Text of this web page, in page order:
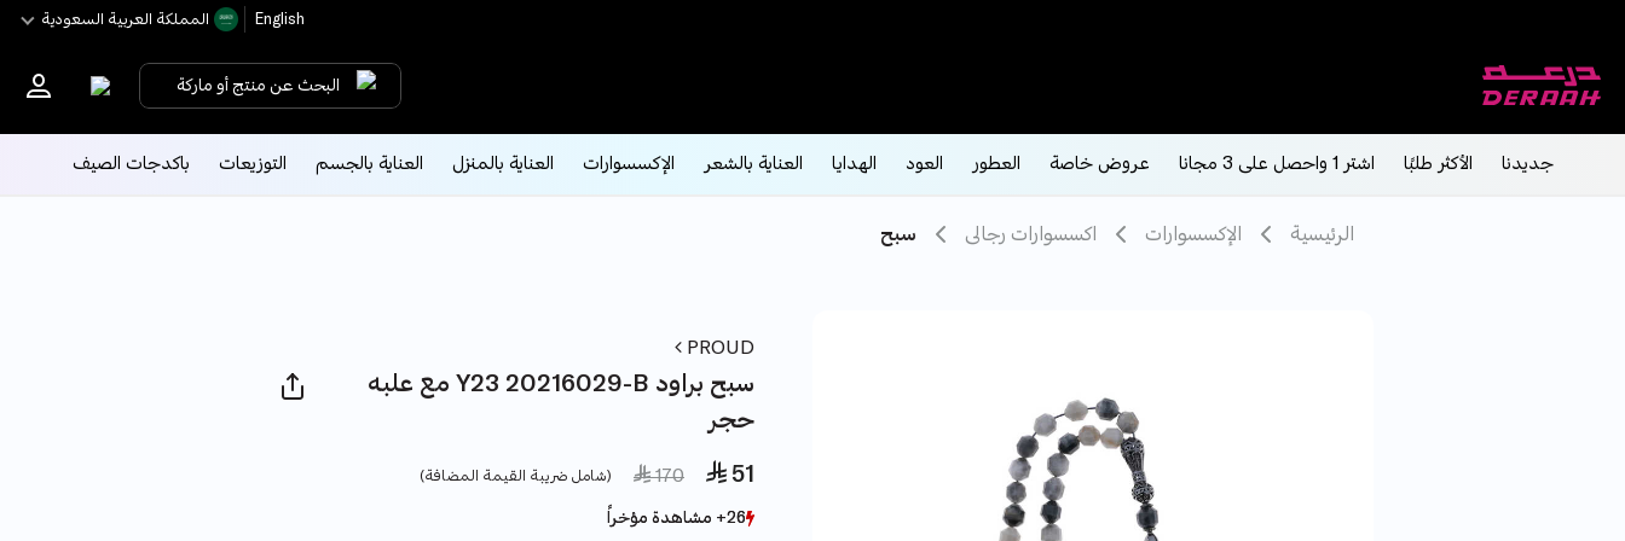
English اﻟﻤﻤﻠﻜﺔ اﻟﻌﺮﺑﻴﺔ اﻟﺴﻌﻮدﻳﺔ
البحث عن منتج أو ماركة
جديدنا الأكثر طلبًا اشتر 1 واحصل على 3 مجانا عروض خاصة العطور العود الهدايا العناية بالشعر الإكسسوارات العناية بالمنزل العناية بالجسم التوزيعات باكدجات الصيف
الرئيسية الإكسسوارات اكسسوارات رجالى سبح
PROUD
مع علبه Y23 20216029-B سبح براود
حجر
 51
Price reduced from
 170
to (شامل ضريبة القيمة المضافة)
26+ مشاهدة مؤخراً
26+ مشاهدة مؤخراً